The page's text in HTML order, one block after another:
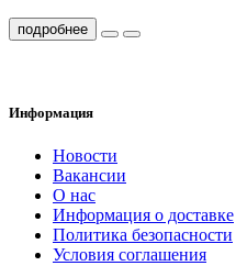
подробнее
Информация
Новости
Вакансии
О нас
Информация о доставке
Политика безопасности
Условия соглашения